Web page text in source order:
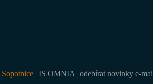
| IS OMNIA | odebírat novinky e-